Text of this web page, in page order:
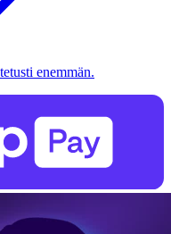
enemmän.